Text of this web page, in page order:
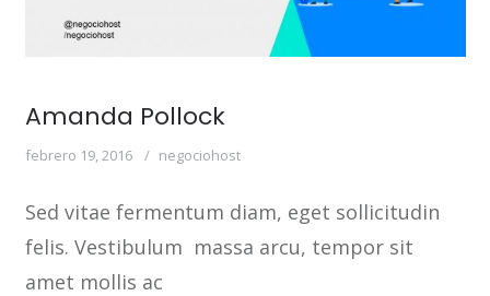
Amanda Pollock
febrero 19, 2016 negociohost
Sed vitae fermentum diam, eget sollicitudin
felis. Vestibulum massa arcu, tempor sit
amet mollis ac